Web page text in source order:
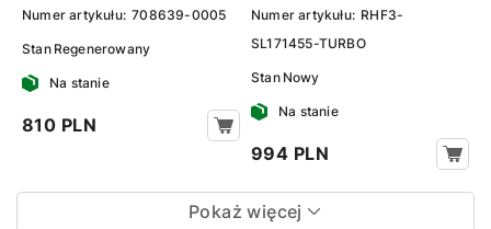
Numer artykułu: 708639-0005
Stan Regenerowany
Na stanie
810 PLN
Numer artykułu: RHF3-
SL171455-TURBO
Stan Nowy
Na stanie
994 PLN
Pokaż więcej